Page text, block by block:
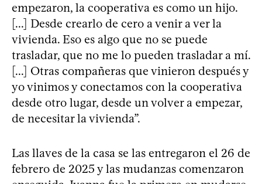
empezaron, la cooperativa es como un hijo.
[...] Desde crearlo de cero a venir a ver la
vivienda. Eso es algo que no se puede
trasladar, que no me lo pueden trasladar a mí.
[...] Otras compañeras que vinieron después y
yo vinimos y conectamos con la cooperativa
desde otro lugar, desde un volver a empezar,
de necesitar la vivienda”.
Las llaves de la casa se las entregaron el 26 de
febrero de 2025 y las mudanzas comenzaron